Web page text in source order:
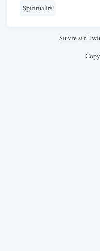
Spiritualité
Suivre sur